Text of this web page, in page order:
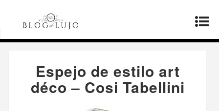
Página principal
Espejo de estilo
art déco – Cosi Tabellini
Espejo de estilo art
déco – Cosi Tabellini